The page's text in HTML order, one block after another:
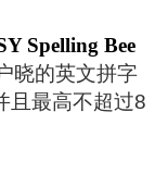
SpellingBee
晓的英文拼字
且最高不超过8